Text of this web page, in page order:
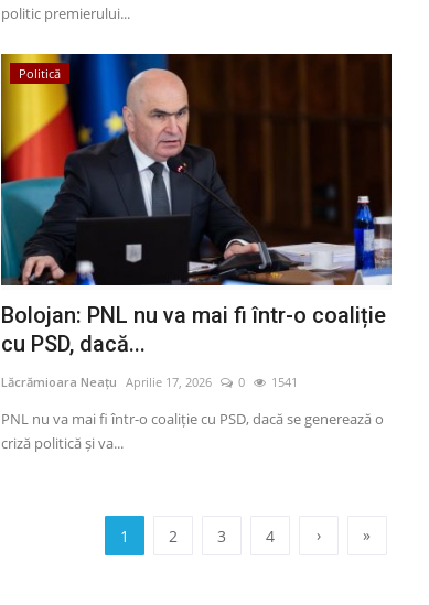
politic premierului...
Politică
Bolojan: PNL nu va mai fi într-o coaliție
cu PSD, dacă...
Lăcrămioara Neațu Aprilie 17, 2026 0 1541
PNL nu va mai fi într-o coaliție cu PSD, dacă se generează o
criză politică și va...
1 2 3 4 › »